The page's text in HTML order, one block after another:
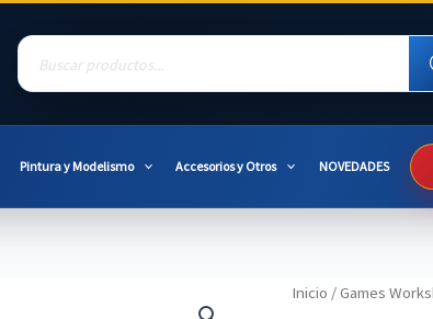
Products
search
Pintura y Modelismo Accesorios y Otros NOVEDADES
Inicio /Games